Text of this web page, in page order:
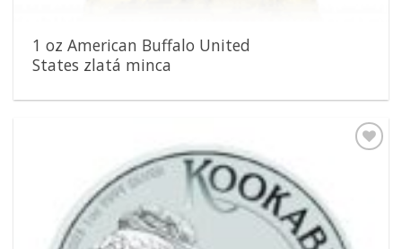
1 oz American Buffalo United
States zlatá minca